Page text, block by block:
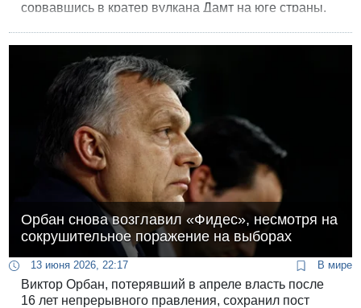
сорвавшись в кратер вулкана Дамт на юге страны.
почти сутки после падения.
Орбан снова возглавил «Фидес», несмотря на
сокрушительное поражение на выборах
13 июня 2026, 22:17 В мире
Виктор Орбан, потерявший в апреле власть после
16 лет непрерывного правления, сохранил пост